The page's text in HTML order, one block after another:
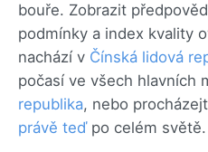
bouře. Zobrazit
podmínky a index kvality
nachází v Čínská lidová
počasí ve všech hlavních
republika, nebo
právě teďpo celém světě.